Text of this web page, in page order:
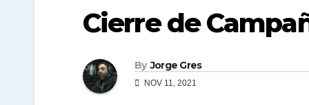
Cierre de
By Jorge Gres
NOV 11, 2021